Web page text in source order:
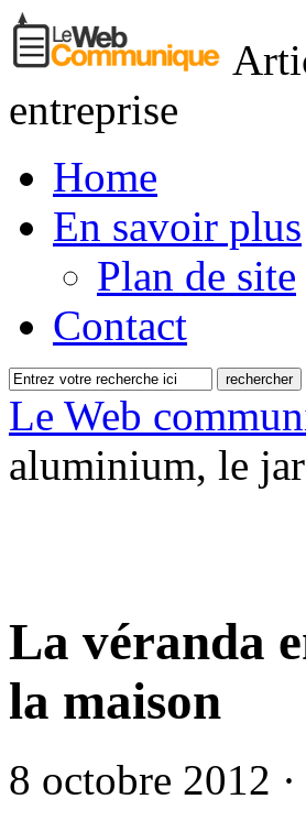
entreprise
Home
En savoir plus
Plan de site
Contact
Le Web
aluminium, le
La véranda
la maison
8 octobre 2012